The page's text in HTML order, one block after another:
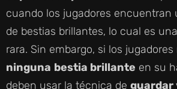
cuando los jugadores encuentran
de bestias brillantes, lo cual es
rara. Sin embargo, si los jugadores
ninguna bestia brillante en su
deben usar la técnica de guardar